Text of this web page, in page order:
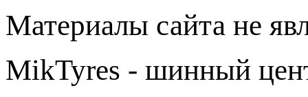
Материалы сайта не
MikTyres - шинный